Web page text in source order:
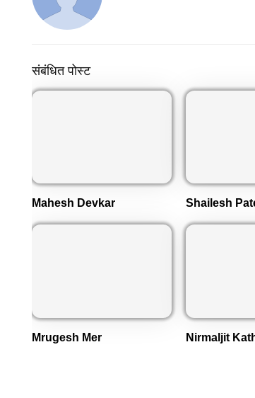
संबंधित पोस्ट
Mahesh Devkar Shailesh
Mrugesh Mer Nirmaljit